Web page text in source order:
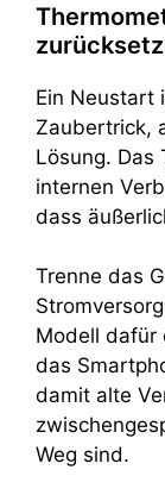
Ein Neustart
Zaubertrick,
Lösung. Das
internen
dass
Trenne das
Modell dafür
das
damit alte
Weg sind.